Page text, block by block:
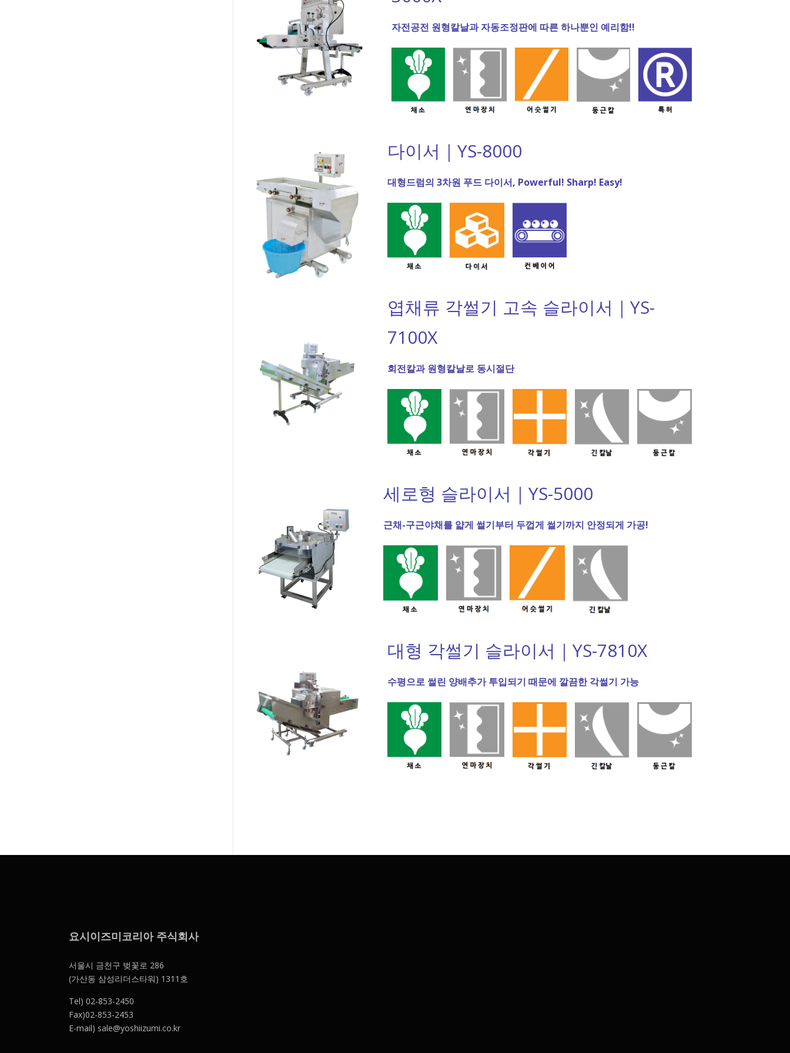
자전공전 원형칼날과 자동조정판에 따른 하나뿐인 예리함!!
다이서｜YS-8000
대형드럼의 3차원 푸드 다이서, Powerful! Sharp! Easy!
엽채류 각썰기 고속 슬라이서｜YS-
7100X
회전칼과 원형칼날로 동시절단
세로형 슬라이서｜YS-5000
근채-구근야채를 얇게 썰기부터 두껍게 썰기까지 안정되게 가공!
대형 각썰기 슬라이서｜YS-7810X
수평으로 썰린 양배추가 투입되기 때문에 깔끔한 각썰기 가능
요시이즈미코리아 주식회사
서울시 금천구 벚꽃로 286
(가산동 삼성리더스타워) 1311호
Tel) 02-853-2450
Fax)02-853-2453
E-mail) sale@yoshiizumi.co.kr